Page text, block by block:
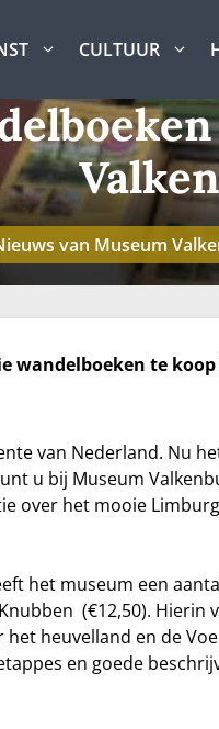
CULTUUR
van Museum
wandelboeken te
van Nederland. Nu
u bij Museum
over het mooie
het museum een
(€12,50). Hierin
heuvelland en de
en goede